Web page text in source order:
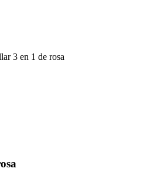
3 en 1 de rosa